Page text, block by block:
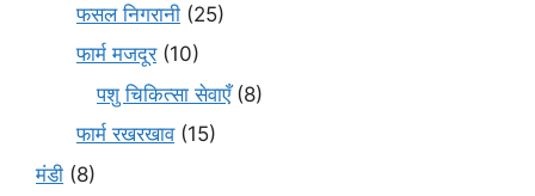
फसल निगरानी (25)
फार्म मजदूर(10)
पशु चिकित्सा सेवाएँ(8)
फार्म रखरखाव(15)
मंडी (8)